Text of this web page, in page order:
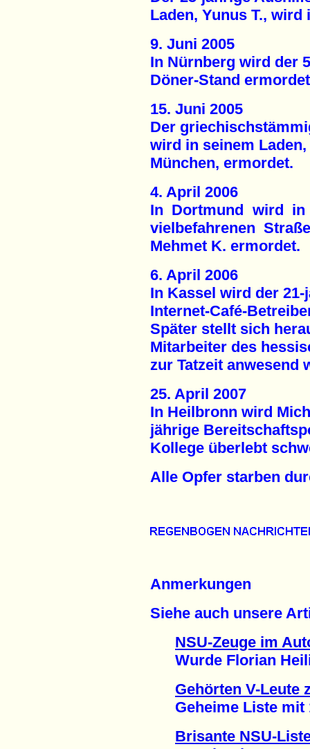
Laden, Yunus T.,
9. Juni 2005
In Nürnberg wird der
Döner-Stand
15. Juni 2005
Der
wird in seinem
München, ermordet.
4. April 2006
In Dortmund wird in
vielbefahrenen
Mehmet K. ermordet.
6. April 2006
In Kassel wird der
Internet-Café-
Später stellt sich
Mitarbeiter des
zur Tatzeit anwesend
25. April 2007
In Heilbronn wird
jährige
Kollege überlebt
Alle Opfer starben
Anmerkungen
Siehe auch unsere
NSU-Zeuge im
Wurde Florian
Gehörten V-Leute
Geheime Liste mit
Brisante NSU-